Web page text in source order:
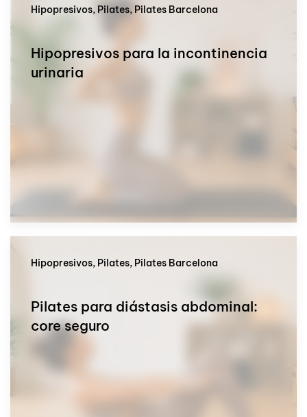
Hipopresivos, Pilates, Pilates Barcelona
Hipopresivos para la incontinencia
urinaria
Hipopresivos, Pilates, Pilates Barcelona
Pilates para diástasis abdominal:
core seguro